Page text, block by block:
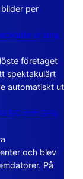
per
ut sina
företaget
spektakulärt
automatiskt ut
och GFA
och blev
På